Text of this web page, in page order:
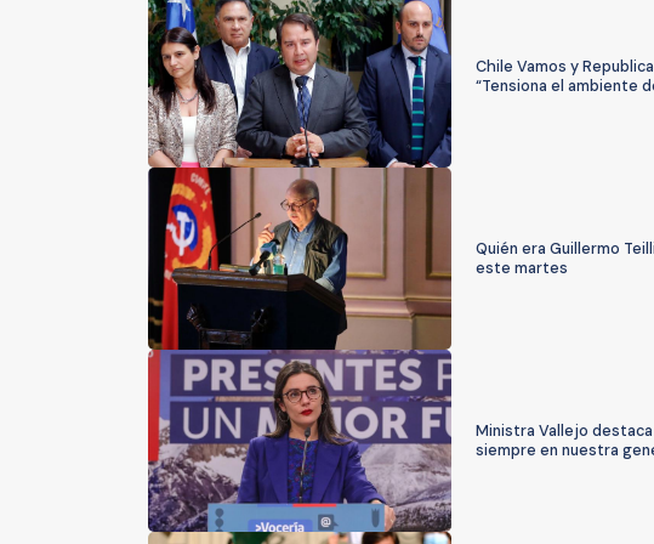
Chile Vamos y
“Tensiona el ambiente
Quién era Guillermo
este martes
Ministra Vallejo
siempre en nuestra